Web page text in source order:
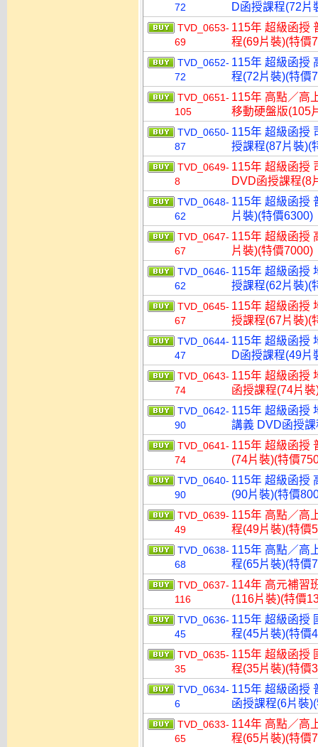
72
D函授課程(72片
TVD_0653-
69
115年 超級函授
程(69片裝)(特價
TVD_0652-
72
115年 超級函授
程(72片裝)(特價
TVD_0651-
105
115年 高點／高
移動硬盤版(105
TVD_0650-
87
115年 超級函授
授課程(87片裝)(
TVD_0649-
8
115年 超級函授
DVD函授課程(8
TVD_0648-
62
115年 超級函授
片裝)(特價6300)
TVD_0647-
67
115年 超級函授
片裝)(特價7000)
TVD_0646-
62
115年 超級函授
授課程(62片裝)(
TVD_0645-
67
115年 超級函授
授課程(67片裝)(
TVD_0644-
47
115年 超級函授
D函授課程(49片
TVD_0643-
74
115年 超級函授
函授課程(74片
TVD_0642-
90
115年 超級函授
講義 DVD函授
TVD_0641-
74
115年 超級函授
(74片裝)(特價
TVD_0640-
90
115年 超級函授
(90片裝)(特價
TVD_0639-
49
115年 高點／高
程(49片裝)(特價
TVD_0638-
68
115年 高點／高
程(65片裝)(特價
TVD_0637-
116
114年 高元補習
(116片裝)(特價
TVD_0636-
45
115年 超級函授
程(45片裝)(特價
TVD_0635-
35
115年 超級函授
程(35片裝)(特價
TVD_0634-
6
115年 超級函授
函授課程(6片裝
TVD_0633-
65
114年 高點／高
程(65片裝)(特價